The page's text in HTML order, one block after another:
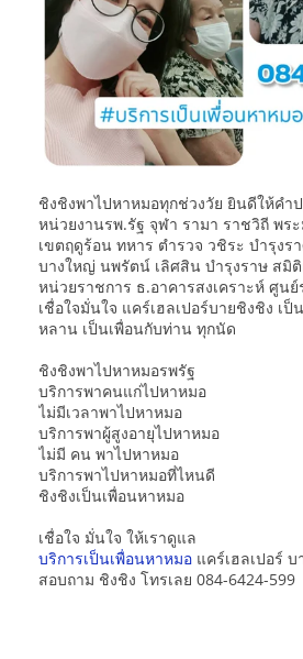
ชิงชิงพาไปหาหมอทุกช่วงวัย ยินดีให้คำ
หน่วยงานรพ.รัฐ จุฬา รามา ราชวิถี พร
เขตฤดูร้อน ทหาร ตำรวจ วชิระ บำรุงร
บางใหญ่ นพรัตน์ เลิศสิน บำรุงราษ สมิ
หน่วยราชการ ธ.อาคารสงเคราะห์ ศูน
เชื่อใจมั่นใจ แคร์เฮลเปอร์บายชิงชิง
หลาน เป็นเพื่อนกับท่าน ทุกนัด
ชิงชิงพาไปหาหมอรพรัฐ
บริการพาคนแก่ไปหาหมอ
ไม่มีเวลาพาไปหาหมอ
บริการพาผู้สูงอายุไปหาหมอ
ไม่มี คน พาไปหาหมอ
บริการพาไปหาหมอที่ไหนดี
ชิงชิงเป็นเพื่อนหาหมอ
เชื่อใจ มั่นใจ ให้เราดูแล
บริการเป็นเพื่อนหาหมอ แคร์เฮลเปอร์
สอบถาม ชิงชิง โทรเลย 084-6424-599